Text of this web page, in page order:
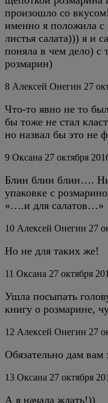
произошло со
именно я положила
листья салата))) я и
поняла в чем дело) с
розмарин)
8 Алексей Онегин 27
Что-то явно не то
бы тоже не стал
но назвал бы это не
9 Оксана 27 октября
Блин блин блин….
упаковке с
«….и для салатов…»
10 Алексей Онегин 27
Но не для таких же!
11 Оксана 27 октября
Ушла посыпать
книгу о розмарине,
12 Алексей Онегин 27
Обязательно дам вам
13 Оксана 27 октября
А я начала ждать!))